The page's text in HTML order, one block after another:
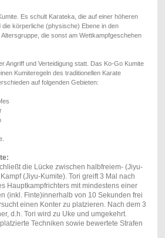
Es schult Karateka, die auf einer höheren
die körperliche (physische) Ebene in den
Altersgruppe, die sonst am Wettkampfgeschehen
Angriff und Verteidigung statt. Das Ko-Go Kumite
Kumiteregeln des traditionellen Karate
auf folgenden Gebieten:
die Lücke zwischen halbfreiem- (Jiyu-
(Jiyu-Kumite). Tori greift 3 Mal nach
Hauptkampfrichters mit mindestens einer
(inkl. Finte)innerhalb von 10 Sekunden frei
einen Konter zu platzieren. Nach dem 3
d.h. Tori wird zu Uke und umgekehrt.
Techniken sowie bewertete Strafen